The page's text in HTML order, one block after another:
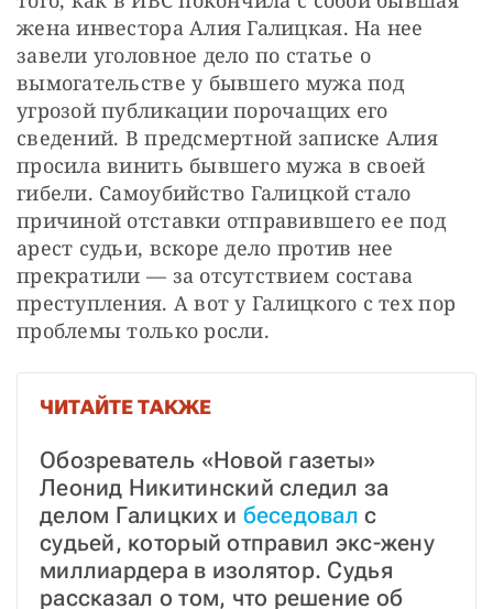
жена инвестора Алия Галицкая. На нее
завели уголовное дело по статье о
вымогательстве у бывшего мужа под
угрозой публикации порочащих его
сведений. В предсмертной записке Алия
просила винить бывшего мужа в своей
гибели. Самоубийство Галицкой стало
причиной отставки отправившего ее под
арест судьи, вскоре дело против нее
прекратили — за отсутствием состава
преступления. А вот у Галицкого с тех пор
проблемы только росли.
ЧИТАЙТЕ ТАКЖЕ
Обозреватель «Новой газеты»
Леонид Никитинский следил за
делом Галицких и беседовал с
судьей, который отправил экс-жену
миллиардера в изолятор. Судья
рассказал о том, что решение об